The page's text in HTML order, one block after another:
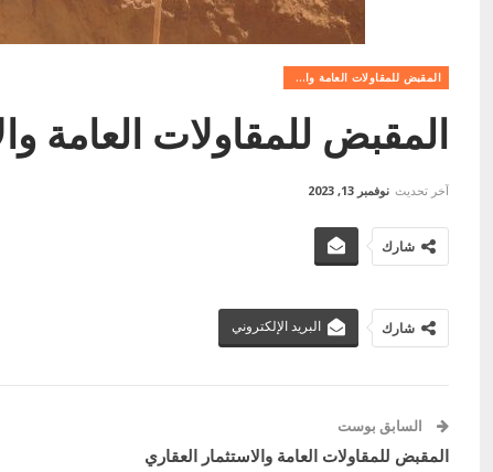
المقبض للمقاولات العامة والاستثمار العقاري
المقبض للمقاولات العامة
آخر تحديث نوفمبر 13, 2023
شارك
شارك البريد الإلكتروني
السابق بوست
المقبض للمقاولات العامة والاستثمار العقاري